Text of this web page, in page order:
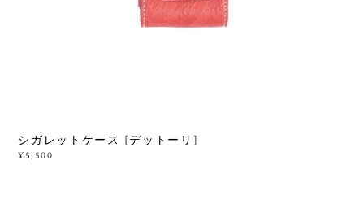
シガレットケース [デットーリ]
¥5,500